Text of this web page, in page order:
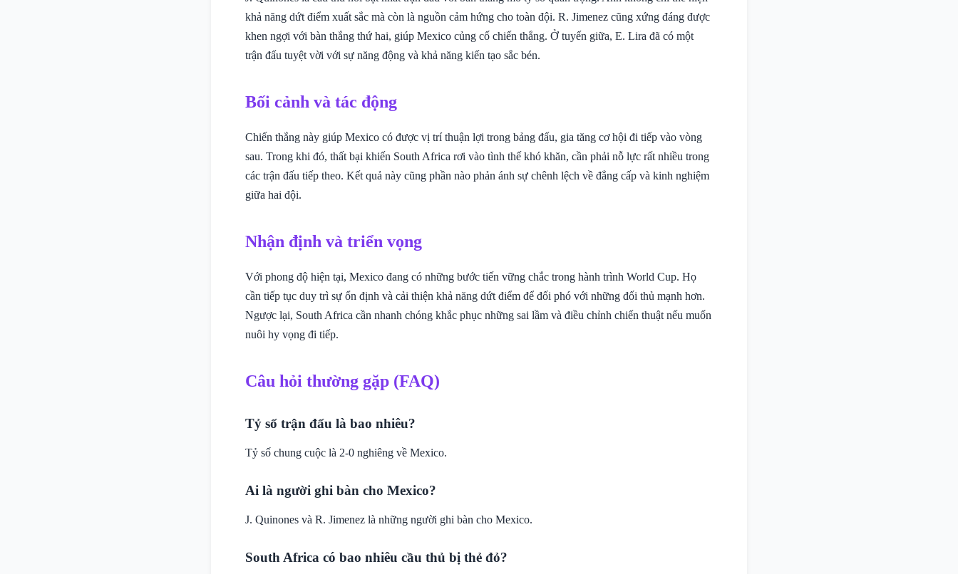
khả năng dứt điểm xuất sắc mà còn là nguồn cảm hứng cho toàn đội. R. Jimenez cũng xứng đáng được
khen ngợi với bàn thắng thứ hai, giúp Mexico củng cố chiến thắng. Ở tuyến giữa, E. Lira đã có một
trận đấu tuyệt vời với sự năng động và khả năng kiến tạo sắc bén.
Bối cảnh và tác động
Chiến thắng này giúp Mexico có được vị trí thuận lợi trong bảng đấu, gia tăng cơ hội đi tiếp vào vòng
sau. Trong khi đó, thất bại khiến South Africa rơi vào tình thế khó khăn, cần phải nỗ lực rất nhiều trong
các trận đấu tiếp theo. Kết quả này cũng phần nào phản ánh sự chênh lệch về đẳng cấp và kinh nghiệm
giữa hai đội.
Nhận định và triển vọng
Với phong độ hiện tại, Mexico đang có những bước tiến vững chắc trong hành trình World Cup. Họ
cần tiếp tục duy trì sự ổn định và cải thiện khả năng dứt điểm để đối phó với những đối thủ mạnh hơn.
Ngược lại, South Africa cần nhanh chóng khắc phục những sai lầm và điều chỉnh chiến thuật nếu muốn
nuôi hy vọng đi tiếp.
Câu hỏi thường gặp (FAQ)
Tỷ số trận đấu là bao nhiêu?
Tỷ số chung cuộc là 2-0 nghiêng về Mexico.
Ai là người ghi bàn cho Mexico?
J. Quinones và R. Jimenez là những người ghi bàn cho Mexico.
South Africa có bao nhiêu cầu thủ bị thẻ đỏ?